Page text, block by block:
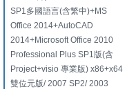
SP1多國語言(含繁中)+MS
Office 2014+AutoCAD
2014+Microsoft Office 2010
Professional Plus SP1版(含
Project+visio 專業版) x86+x64
雙位元版/ 2007 SP2/ 2003